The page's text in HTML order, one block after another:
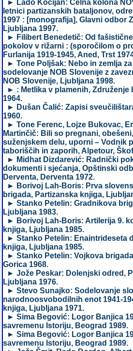
► Lado Kocijan: Čelna kolona
letnici partizanskih bataljonov,
1997 : [monografija], Glavni odbor
Ljubljana 1997.
► Filibert Benedetič: Od
pokolov v rižarni : (sporočilom o
Furlanija 1919-1945, Aned, Trst
► Tone Poljšak: Nebo in zemlja
sodelovanje NOB Slovenije z
NOB Slovenije, Ljubljana 1998.
► : Metlika v plamenih, Združenje
1964.
► Dušan Čalić: Zapisi
1960.
► Tone Ferenc, Lojze Bukovac,
Martinčič: Bili so pregnani,
suženjskem delu, uporni – Vodnik
taboriščih in zaporih, Alpetour,
► Midhat Dizdarević: Radnički
dokumenti i sjećanja, Opštinski
Derventa, Derventa 1972.
► Borivoj Lah-Boris: Prva
brigada, Partizanska knjiga,
► Stanko Petelin: Gradnikova
Ljubljana 1983.
► Borivoj Lah-Boris: Artilerija 9.
knjiga, Ljubljana 1985.
► Stanko Petelin: Enaintrideseta
knjiga, Ljubljana 1985.
► Stanko Petelin: Vojkova
Gorica 1968.
► Jože Peskar: Dolenjski odred,
Ljubljana 1976.
► Stevo Sunajko: Sodelovanje
narodnoosvobodilnih enot 1941-
knjiga, Ljubljana 1971.
► Sima Begović: Logor Banjica
savremenu Istoriju, Beograd 1989.
► Sima Begović: Logor Banjica
savremenu Istoriju, Beograd 1989.